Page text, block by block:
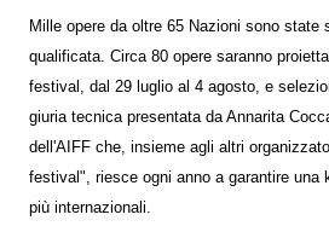
Mille opere da oltre 65 Nazioni sono state
qualificata. Circa 80 opere saranno
festival, dal 29 luglio al 4 agosto, e
giuria tecnica presentata da Annarita
dell'AIFF che, insieme agli altri
festival", riesce ogni anno a garantire una
più internazionali.